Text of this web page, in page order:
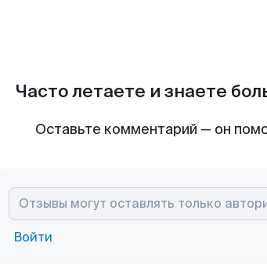
Часто летаете и знаете
Оставьте комментарий — он
Войти